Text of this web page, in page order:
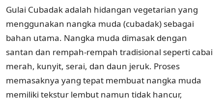
Gulai Cubadak adalah hidangan vegetarian yang
menggunakan nangka muda (cubadak) sebagai
bahan utama. Nangka muda dimasak dengan
santan dan rempah-rempah tradisional seperti cabai
merah, kunyit, serai, dan daun jeruk. Proses
memasaknya yang tepat membuat nangka muda
memiliki tekstur lembut namun tidak hancur,